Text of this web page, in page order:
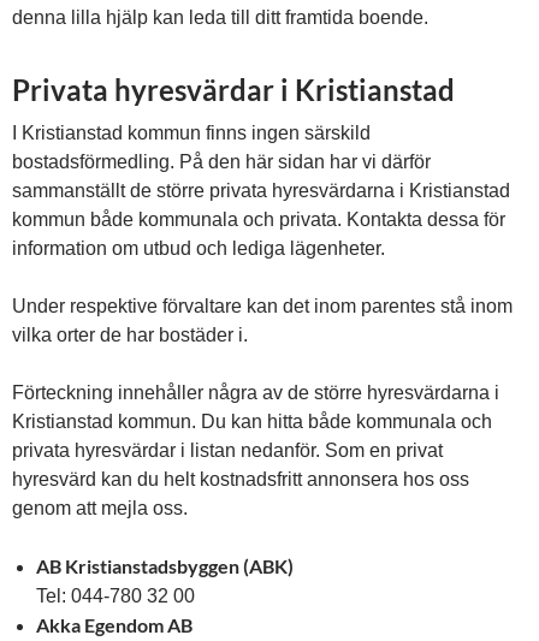
denna lilla hjälp kan leda till ditt framtida boende.
Privata hyresvärdar i Kristianstad
I Kristianstad kommun finns ingen särskild
bostadsförmedling. På den här sidan har vi därför
sammanställt de större privata hyresvärdarna i Kristianstad
kommun både kommunala och privata. Kontakta dessa för
information om utbud och lediga lägenheter.
Under respektive förvaltare kan det inom parentes stå inom
vilka orter de har bostäder i.
Förteckning innehåller några av de större hyresvärdarna i
Kristianstad kommun. Du kan hitta både kommunala och
privata hyresvärdar i listan nedanför. Som en privat
hyresvärd kan du helt kostnadsfritt annonsera hos oss
genom att mejla oss.
AB Kristianstadsbyggen (ABK)
Tel: 044-780 32 00
Akka Egendom AB